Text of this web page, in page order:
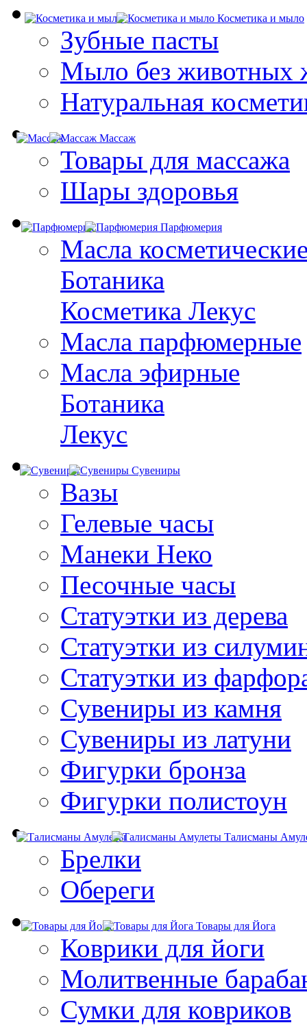
Косметика и мыло
Зубные пасты
Мыло без животных
Натуральная
Массаж
Товары для массажа
Шары здоровья
Парфюмерия
Масла
Ботаника
Косметика Лекус
Масла парфюмерные
Масла эфирные
Ботаника
Лекус
Сувениры
Вазы
Гелевые часы
Манеки Неко
Песочные часы
Статуэтки из дерева
Статуэтки из
Статуэтки из
Сувениры из камня
Сувениры из латуни
Фигурки бронза
Фигурки полистоун
Талисманы
Брелки
Обереги
Товары для Йога
Коврики для йоги
Молитвенные
Сумки для ковриков